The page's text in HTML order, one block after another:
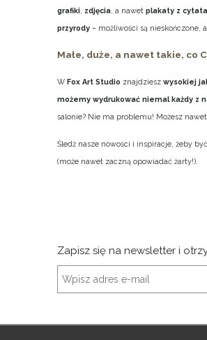
grafiki zdjęcia , a nawet plakaty z
przyrody – możliwości są nieskończone,
Małe, duże, a nawet takie, co
W Fox Art Studio znajdziesz wysokiej
możemy wydrukować niemal każdy z
salonie? Nie ma problemu! Możesz
Śledź nasze nowości i inspiracje, żeby
(może nawet zaczną opowiadać żarty!).
Zapisz się na newsletter i